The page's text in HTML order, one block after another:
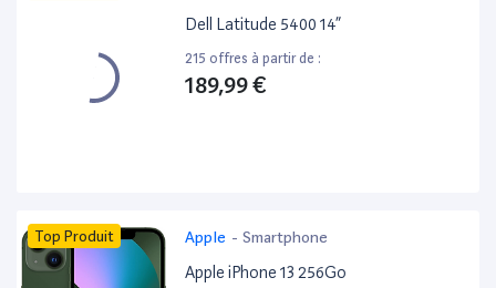
Dell Latitude 5400 14”
215 offres à partir de :
189,99 €
Top Produit Apple - Smartphone
Apple iPhone 13 256Go